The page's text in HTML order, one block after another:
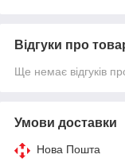
Відгуки про
Ще немає відгуків
Умови доставки
Нова Пошта